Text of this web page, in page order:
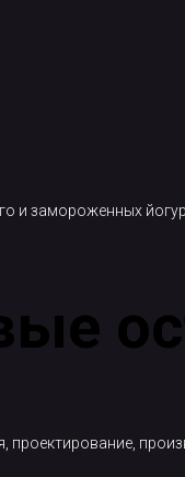
и замороженных
проектирование,